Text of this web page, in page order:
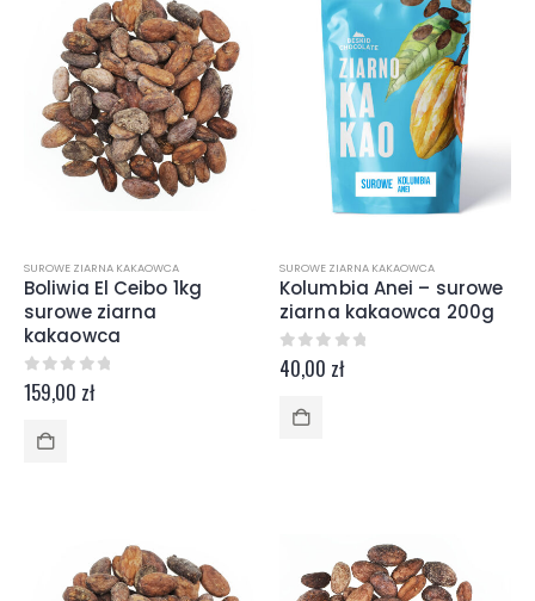
SUROWE ZIARNA KAKAOWCA
Boliwia El Ceibo 1kg
surowe ziarna
kakaowca
0z 5
159,00 zł
SUROWE ZIARNA KAKAOWCA
Kolumbia Anei – surowe
ziarna kakaowca 200g
0z 5
40,00 zł